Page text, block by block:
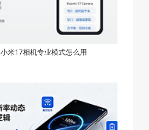
小米17相机专业模式怎么用